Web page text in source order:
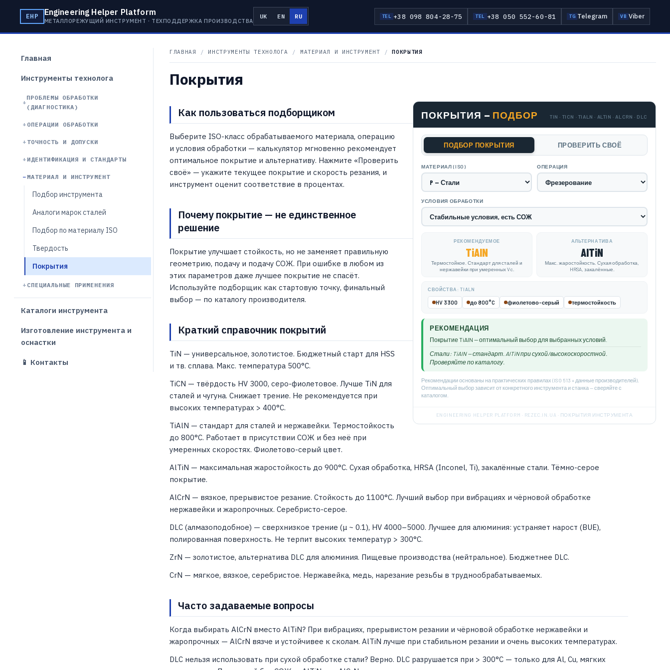
EHP Engineering Helper Platform
МЕТАЛЛОРЕЖУЩИЙ ИНСТРУМЕНТ · ТЕХПОДДЕРЖКА ПРОИЗВОДСТВА
UK EN RU TEL +38 098 804-28-75 TEL +38 050 552-60-81 TG Telegram VB Viber
Главная
Инструменты технолога
ПРОБЛЕМЫ ОБРАБОТКИ
(ДИАГНОСТИКА)
ОПЕРАЦИИ ОБРАБОТКИ
ТОЧНОСТЬ И ДОПУСКИ
ИДЕНТИФИКАЦИЯ И СТАНДАРТЫ
МАТЕРИАЛ И ИНСТРУМЕНТ
Подбор инструмента
Аналоги марок сталей
Подбор по материалу ISO
Твердость
Покрытия
СПЕЦИАЛЬНЫЕ ПРИМЕНЕНИЯ
Каталоги инструмента
Изготовление инструмента и
оснастки
📱 Контакты
ГЛАВНАЯ / ИНСТРУМЕНТЫ ТЕХНОЛОГА / МАТЕРИАЛ И ИНСТРУМЕНТ / ПОКРЫТИЯ
Покрытия
ПОКРЫТИЯ — ПОДБОР TIN · TICN · TIALN · ALTIN · ALCRN · DLC
ПОДБОР ПОКРЫТИЯ ПРОВЕРИТЬ СВОЁ
МАТЕРИАЛ (ISO) ОПЕРАЦИЯ
УСЛОВИЯ ОБРАБОТКИ
РЕКОМЕНДУЕМОЕ
TiAlN
Термостойкое. Стандарт для сталей и
нержавейки при умеренных Vc.
АЛЬТЕРНАТИВА
AlTiN
Макс. жаростойкость. Сухая обработка,
HRSA, закалённые.
СВОЙСТВА: TIALN
HV 3300 до 800°C фиолетово-серый термостойкость
РЕКОМЕНДАЦИЯ
Покрытие TiAlN — оптимальный выбор для выбранных условий.
Стали: TiAlN — стандарт. AlTiN при сухой/высокоскоростной.
Проверяйте по каталогу.
Рекомендации основаны на практических правилах (ISO 513 + данные производителей).
Оптимальный выбор зависит от конкретного инструмента и станка — сверяйте с
каталогом.
ENGINEERING HELPER PLATFORM · REZEC.IN.UA · ПОКРЫТИЯ ИНСТРУМЕНТА
Как пользоваться подборщиком
Выберите ISO-класс обрабатываемого материала, операцию
и условия обработки — калькулятор мгновенно рекомендует
оптимальное покрытие и альтернативу. Нажмите «Проверить
своё» — укажите текущее покрытие и скорость резания, и
инструмент оценит соответствие в процентах.
Почему покрытие — не единственное
решение
Покрытие улучшает стойкость, но не заменяет правильную
геометрию, подачу и подачу СОЖ. При ошибке в любом из
этих параметров даже лучшее покрытие не спасёт.
Используйте подборщик как стартовую точку, финальный
выбор — по каталогу производителя.
Краткий справочник покрытий
TiN — универсальное, золотистое. Бюджетный старт для HSS
и тв. сплава. Макс. температура 500°C.
TiCN — твёрдость HV 3000, серо-фиолетовое. Лучше TiN для
сталей и чугуна. Снижает трение. Не рекомендуется при
высоких температурах > 400°C.
TiAlN — стандарт для сталей и нержавейки. Термостойкость
до 800°C. Работает в присутствии СОЖ и без неё при
умеренных скоростях. Фиолетово-серый цвет.
AlTiN — максимальная жаростойкость до 900°C. Сухая обработка, HRSA (Inconel, Ti), закалённые стали. Тёмно-серое
покрытие.
AlCrN — вязкое, прерывистое резание. Стойкость до 1100°C. Лучший выбор при вибрациях и чёрновой обработке
нержавейки и жаропрочных. Серебристо-серое.
DLC (алмазоподобное) — сверхнизкое трение (μ ~ 0.1), HV 4000–5000. Лучшее для алюминия: устраняет нарост (BUE),
полированная поверхность. Не терпит высоких температур > 300°C.
ZrN — золотистое, альтернатива DLC для алюминия. Пищевые производства (нейтральное). Бюджетнее DLC.
CrN — мягкое, вязкое, серебристое. Нержавейка, медь, нарезание резьбы в труднообрабатываемых.
Часто задаваемые вопросы
Когда выбирать AlCrN вместо AlTiN? При вибрациях, прерывистом резании и чёрновой обработке нержавейки и
жаропрочных — AlCrN вязче и устойчивее к сколам. AlTiN лучше при стабильном резании и очень высоких температурах.
DLC нельзя использовать при сухой обработке стали? Верно. DLC разрушается при > 300°C — только для Al, Cu, мягких